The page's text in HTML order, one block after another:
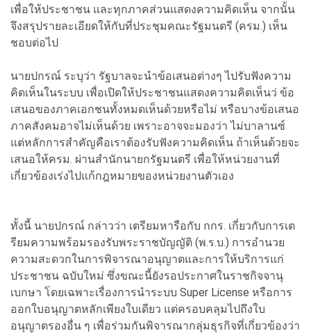
เพื่อให้ประชาชน และทุกภาคส่วนแสดงความคิดเห็น จากนั้น
จึงสรุปรายละเอียดให้กับที่ประชุมคณะรัฐมนตรี (ครม.) เห็น
ชอบต่อไป
นายปกรณ์ ระบุว่า รัฐบาลจะนำข้อเสนอต่างๆ ไปรับฟังความ
คิดเห็นในระบบ เพื่อเปิดให้ประชาชนแสดงความคิดเห็นว่ ข้อ
เสนอของภาคเอกชนทั้งหมดเห็นด้วยหรือไม่ หรือบางข้อเสนอ
ภาคสังคมอาจไม่เห็นด้วย เพราะอาจจะมองว่า ไม่บาลานซ์
แต่หลักการสำคัญคือเราต้องรับฟังความคิดเห็น ถ้าเห็นด้วยจะ
เสนอให้ครม. ผ่านสำนักนายกรัฐมนตรี เพื่อให้หน่วยงานที่
เกี่ยวข้องเร่งไปแก้กฎหมายของหน่วยงานตัวเอง
ทั้งนี้ นายปกรณ์ กล่าวว่า เตรียมหารือกับ กกร. เกี่ยวกับการเต
รียมความพร้อมรองรับพระราชบัญญัติ (พ.ร.บ.) การอำนวย
ความสะดวกในการพิจารณาอนุญาตและการให้บริการแก่
ประชาชน ฉบับใหม่ ซึ่งขณะนี้ยังรอประกาศในราชกิจจานุ
เบกษา โดยเฉพาะเรื่องการนำระบบ Super License หรือการ
ออกใบอนุญาตหลักเพียงใบเดียว แต่ครอบคลุมไปถึงใบ
อนุญาตรองอื่น ๆ เพื่อร่วมกันพิจารณากลุ่มธุรกิจที่เกี่ยวข้องว่า